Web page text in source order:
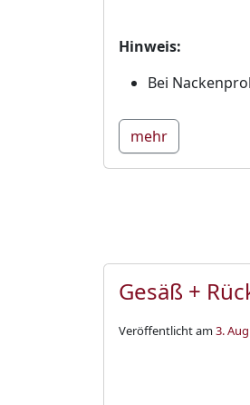
Hinweis:
Bei
mehr
Gesäß +
Veröffentlicht am3.